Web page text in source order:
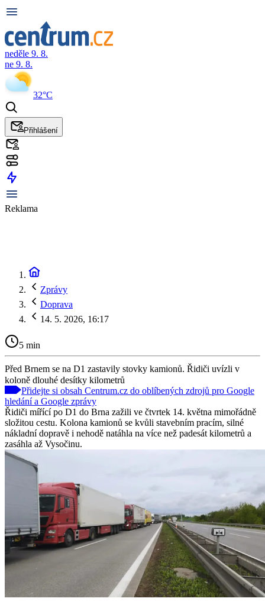
neděle 9. 8.
ne 9. 8.
32°C
Přihlášení
Reklama
Zprávy
Doprava
14. 5. 2026, 16:17
5 min
Před Brnem se na D1 zastavily stovky kamionů. Řidiči uvízli v
koloně dlouhé desítky kilometrů
Přidejte si obsah Centrum.cz do oblíbených zdrojů pro Google
hledání a Google zprávy
Řidiči mířící po D1 do Brna zažili ve čtvrtek 14. května mimořádně
složitou cestu. Kolona kamionů se kvůli stavebním pracím, silné
nákladní dopravě i nehodě natáhla na více než padesát kilometrů a
zasáhla až Vysočinu.